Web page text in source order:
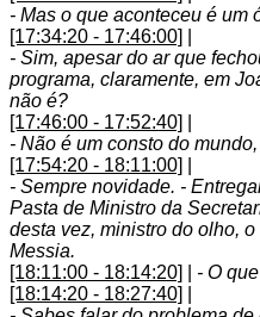
- Mas o que aconteceu é um
[17:34:20 - 17:46:00]
- Sim, apesar do ar que
programa, claramente, em
não é?
[17:46:00 - 17:52:40]
- Não é um consto do
[17:54:20 - 18:11:00]
- Sempre novidade. -
Pasta de Ministro da
desta vez, ministro do olho,
Messia.
[18:11:00 - 18:14:20]
- O
[18:14:20 - 18:27:40]